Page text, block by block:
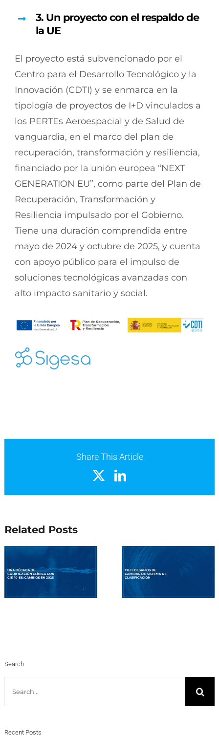
3. Un proyecto con el respaldo de
la UE
El proyecto está subvencionado por el
Centro para el Desarrollo Tecnológico y la
Innovación (CDTI) y se enmarca en la
tipología de proyectos de I+D vinculados a
los PERTEs Aeroespacial y de Salud de
vanguardia, en el marco del plan de
recuperación, transformación y resiliencia,
financiado por la unión europea “NEXT
GENERATION EU”, como parte del Plan de
Recuperación, Transformación y
Resiliencia impulsado por el Gobierno.
Tiene una duración comprendida entre
mayo de 2024 y octubre de 2025, y cuenta
con apoyo público para el impulso de
soluciones tecnológicas avanzadas con
alto impacto sanitario y social.
Share This Article
LinkedIn
Related Posts
Search
Recent Posts